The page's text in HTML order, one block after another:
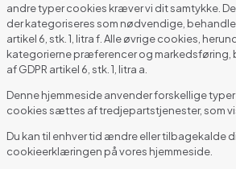
andre typer cookies kræver vi dit samtykke.
der kategoriseres som nødvendige,
artikel 6, stk. 1, litra f. Alle øvrige cookies,
kategorierne præferencer og markedsføring,
af GDPR artikel 6, stk. 1, litra a.
Denne hjemmeside anvender forskellige
cookies sættes af tredjepartstjenester, som
Du kan til enhver tid ændre eller tilbagekalde
cookieerklæringen på vores hjemmeside.